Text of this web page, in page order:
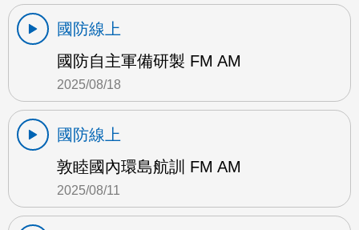
國防線上
國防自主軍備研製 FM AM
2025/08/18
國防線上
敦睦國內環島航訓 FM AM
2025/08/11